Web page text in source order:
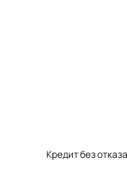
Кредит без